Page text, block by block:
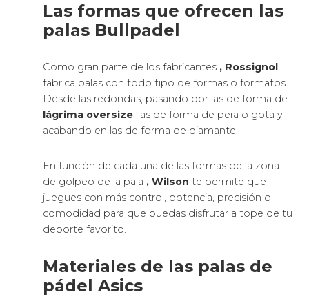
Las formas que ofrecen las
palas Bullpadel
Como gran parte de los fabricantes , Rossignol
fabrica palas con todo tipo de formas o formatos.
Desde las redondas, pasando por las de forma de
lágrima oversize, las de forma de pera o gota y
acabando en las de forma de diamante.
En función de cada una de las formas de la zona
de golpeo de la pala , Wilson te permite que
juegues con más control, potencia, precisión o
comodidad para que puedas disfrutar a tope de tu
deporte favorito.
Materiales de las palas de
pádel Asics